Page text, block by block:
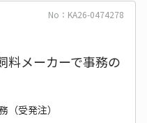
No：KA26-0474278
料メーカーで事務の
（受発注）